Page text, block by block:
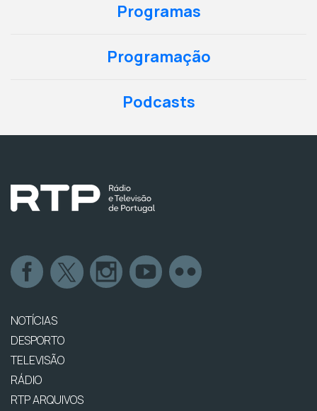
Programas
Programação
Podcasts
NOTÍCIAS
DESPORTO
TELEVISÃO
RÁDIO
RTP ARQUIVOS